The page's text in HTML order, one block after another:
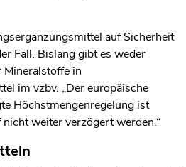
auf Sicherheit
Fall. Bislang gibt es weder
in
im vzbv. „Der europäische
Höchstmengenregelung ist
weiter verzögert werden.“